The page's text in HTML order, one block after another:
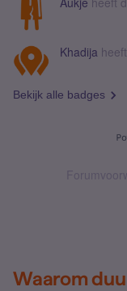
Khadija
Bekijk alle badges
Waarom